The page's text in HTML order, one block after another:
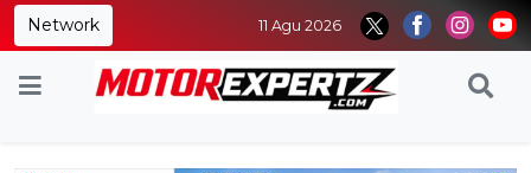
Network 11 Agu 2026